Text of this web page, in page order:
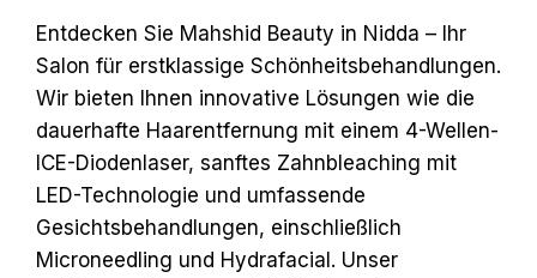
Entdecken Sie Mahshid Beauty in Nidda – Ihr
Salon für erstklassige Schönheitsbehandlungen.
Wir bieten Ihnen innovative Lösungen wie die
dauerhafte Haarentfernung mit einem 4-Wellen-
ICE-Diodenlaser, sanftes Zahnbleaching mit
LED-Technologie und umfassende
Gesichtsbehandlungen, einschließlich
Microneedling und Hydrafacial. Unser